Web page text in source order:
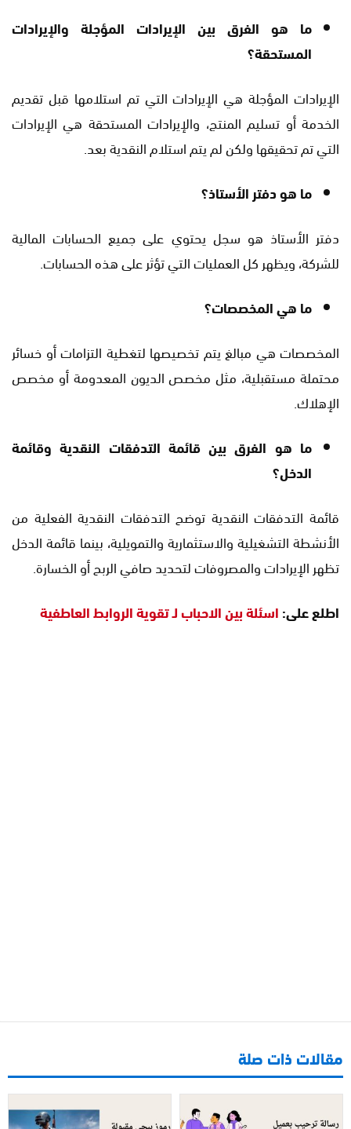
ما هو الفرق بين الإيرادات المؤجلة والإيرادات
المستحقة؟
الإيرادات المؤجلة هي الإيرادات التي تم استلامها قبل تقديم
الخدمة أو تسليم المنتج، والإيرادات المستحقة هي الإيرادات
التي تم تحقيقها ولكن لم يتم استلام النقدية بعد.
ما هو دفتر الأستاذ؟
دفتر الأستاذ هو سجل يحتوي على جميع الحسابات المالية
للشركة، ويظهر كل العمليات التي تؤثر على هذه الحسابات.
ما هي المخصصات؟
المخصصات هي مبالغ يتم تخصيصها لتغطية التزامات أو خسائر
محتملة مستقبلية، مثل مخصص الديون المعدومة أو مخصص
الإهلاك.
ما هو الفرق بين قائمة التدفقات النقدية وقائمة
الدخل؟
قائمة التدفقات النقدية توضح التدفقات النقدية الفعلية من
الأنشطة التشغيلية والاستثمارية والتمويلية، بينما قائمة الدخل
تظهر الإيرادات والمصروفات لتحديد صافي الربح أو الخسارة.
اطلع على:اسئلة بين الاحباب لـ تقوية الروابط العاطفية
مقالات ذات صلة